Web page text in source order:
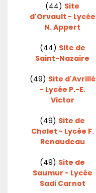
(44) Site
d'Orvault - Lycée
N. Appert
(44) Site de
Saint-Nazaire
(49) Site d'Avrillé
- Lycée P.-E.
Victor
(49) Site de
Cholet - Lycée F.
Renaudeau
(49) Site de
Saumur - Lycée
Sadi Carnot